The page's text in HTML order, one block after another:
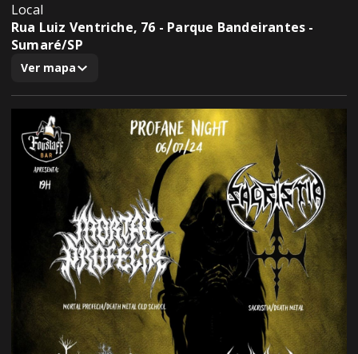
Local
Rua Luiz Ventriche, 76 - Parque Bandeirantes -
Sumaré/SP
Ver mapa